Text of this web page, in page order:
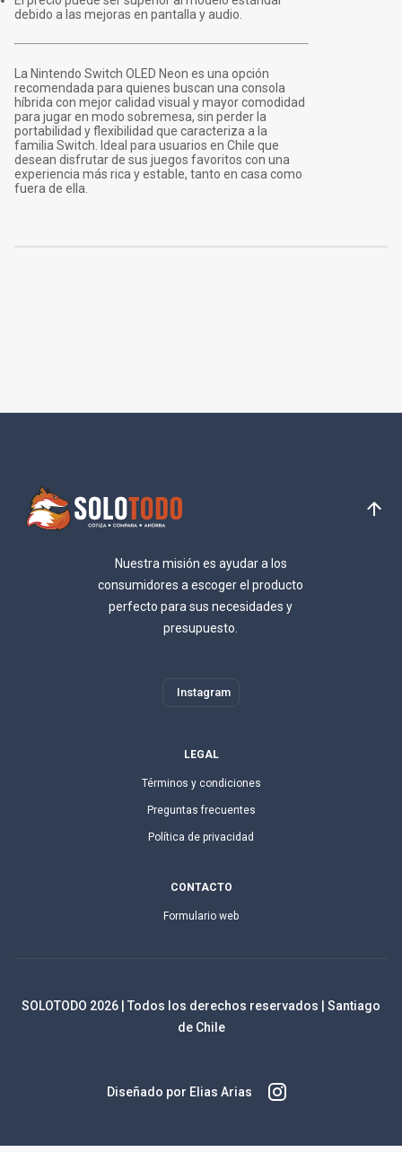
debido a las mejoras en pantalla y audio.
La Nintendo Switch OLED Neon es una opción
recomendada para quienes buscan una consola
híbrida con mejor calidad visual y mayor comodidad
para jugar en modo sobremesa, sin perder la
portabilidad y flexibilidad que caracteriza a la
familia Switch. Ideal para usuarios en Chile que
desean disfrutar de sus juegos favoritos con una
experiencia más rica y estable, tanto en casa como
fuera de ella.
Nuestra misión es ayudar a los
consumidores a escoger el producto
perfecto para sus necesidades y
presupuesto.
Instagram
LEGAL
Términos y condiciones
Preguntas frecuentes
Política de privacidad
CONTACTO
Formulario web
SOLOTODO 2026 | Todos los derechos reservados | Santiago
de Chile
Diseñado por Elias Arias